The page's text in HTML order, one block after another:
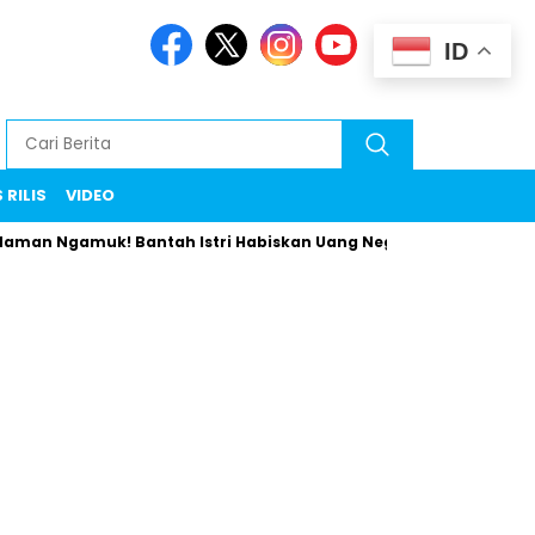
RILIS VIDEO
Bantah Istri Habiskan Uang Negara Liburan ke Eropa
ID